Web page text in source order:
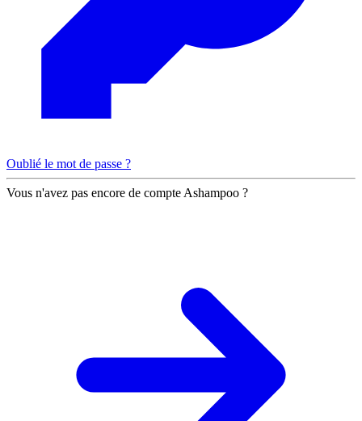
Oublié le mot de passe ?
Vous n'avez pas encore de compte Ashampoo ?